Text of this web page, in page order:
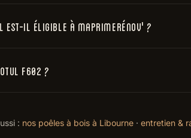
est-il éligible à MaPrimeRénov' ?
F602 ?
: nos poêles à bois à Libourne · entretien &